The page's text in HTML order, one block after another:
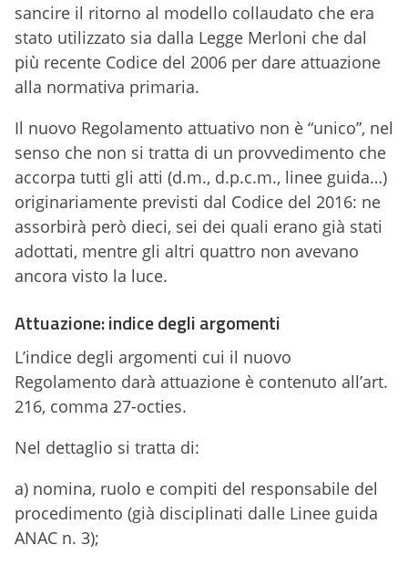
sancire il ritorno al modello collaudato che era
stato utilizzato sia dalla Legge Merloni che dal
più recente Codice del 2006 per dare attuazione
alla normativa primaria.
Il nuovo Regolamento attuativo non è “unico”, nel
senso che non si tratta di un provvedimento che
accorpa tutti gli atti (d.m., d.p.c.m., linee guida…)
originariamente previsti dal Codice del 2016: ne
assorbirà però dieci, sei dei quali erano già stati
adottati, mentre gli altri quattro non avevano
ancora visto la luce.
Attuazione: indice degli argomenti
L’indice degli argomenti cui il nuovo
Regolamento darà attuazione è contenuto all’art.
216, comma 27-octies.
Nel dettaglio si tratta di:
a) nomina, ruolo e compiti del responsabile del
procedimento (già disciplinati dalle Linee guida
ANAC n. 3);